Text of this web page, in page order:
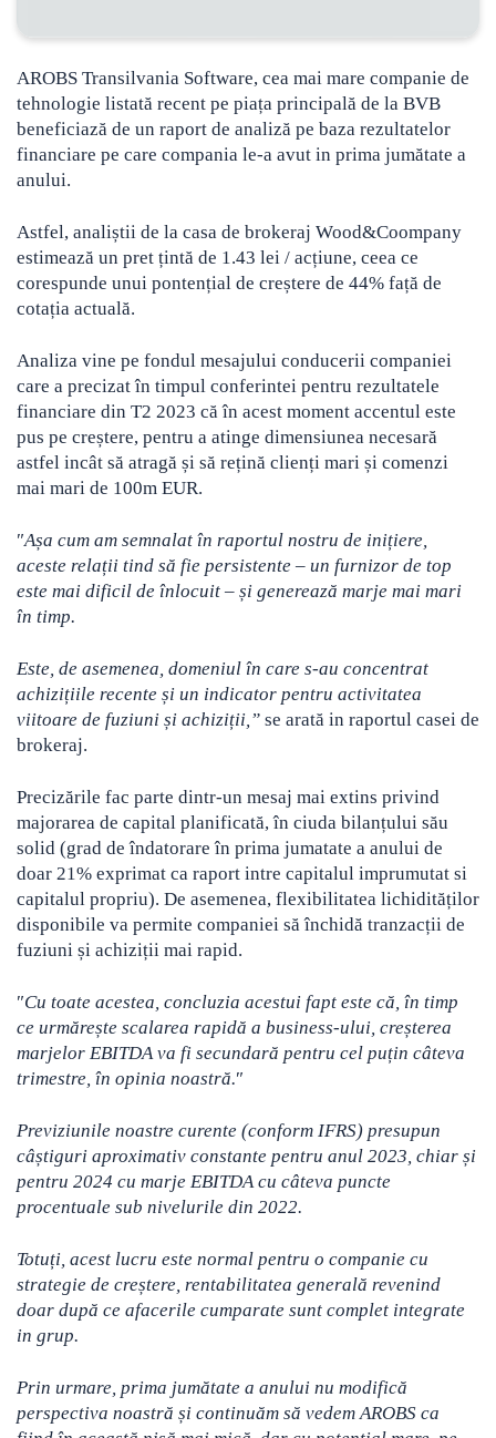
AROBS Transilvania Software, cea mai mare companie de
tehnologie listată recent pe piața principală de la BVB
beneficiază de un raport de analiză pe baza rezultatelor
financiare pe care compania le-a avut in prima jumătate a
anului.
Astfel, analiștii de la casa de brokeraj Wood&Coompany
estimează un pret țintă de 1.43 lei / acțiune, ceea ce
corespunde unui pontențial de creștere de 44% față de
cotația actuală.
Analiza vine pe fondul mesajului conducerii companiei
care a precizat în timpul conferintei pentru rezultatele
financiare din T2 2023 că în acest moment accentul este
pus pe creștere, pentru a atinge dimensiunea necesară
astfel incât să atragă și să rețină clienți mari și comenzi
mai mari de 100m EUR.
″Așa cum am semnalat în raportul nostru de inițiere,
aceste relații tind să fie persistente – un furnizor de top
este mai dificil de înlocuit – și generează marje mai mari
în timp.
Este, de asemenea, domeniul în care s-au concentrat
achizițiile recente și un indicator pentru activitatea
viitoare de fuziuni și achiziții,” se arată in raportul casei de
brokeraj.
Precizările fac parte dintr-un mesaj mai extins privind
majorarea de capital planificată, în ciuda bilanțului său
solid (grad de îndatorare în prima jumatate a anului de
doar 21% exprimat ca raport intre capitalul imprumutat si
capitalul propriu). De asemenea, flexibilitatea lichidităților
disponibile va permite companiei să închidă tranzacții de
fuziuni și achiziții mai rapid.
″Cu toate acestea, concluzia acestui fapt este că, în timp
ce urmărește scalarea rapidă a business-ului, creșterea
marjelor EBITDA va fi secundară pentru cel puțin câteva
trimestre, în opinia noastră.″
Previziunile noastre curente (conform IFRS) presupun
câștiguri aproximativ constante pentru anul 2023, chiar și
pentru 2024 cu marje EBITDA cu câteva puncte
procentuale sub nivelurile din 2022.
Totuți, acest lucru este normal pentru o companie cu
strategie de creștere, rentabilitatea generală revenind
doar după ce afacerile cumparate sunt complet integrate
in grup.
Prin urmare, prima jumătate a anului nu modifică
perspectiva noastră și continuăm să vedem AROBS ca